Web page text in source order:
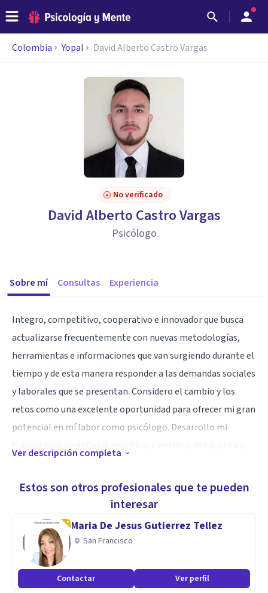
Colombia Yopal David Alberto Castro Vargas
No verificado
David Alberto Castro Vargas
Psicólogo
Sobre mí Consultas Experiencia
Integro, competitivo, cooperativo e innovador que busca
actualizarse frecuentemente con nuevas metodologías,
herramientas e informaciones que van surgiendo durante el
tiempo y de esta manera responder a las demandas sociales
y laborales que se presentan. Considero el cambio y los
retos como una excelente oportunidad para ofrecer mi gran
potencial en mí labor como psicólogo. Desarrollo mi
interventivas dirigidas (individuales y grupales), atención a
personas con discapacidad intelectual o en condición de
vulnerabilidad, atención psicológica y psicoeducativa. Me
destacó por mis habilidades de creatividad, trabajo en
equipo, manejo de programas tecnológicos y habilidades de
expresión.
Ver descripción completa
Estos son otros profesionales que te pueden
interesar
Maria De Jesus Gutierrez Tellez
San Francisco
Contactar Ver perfil